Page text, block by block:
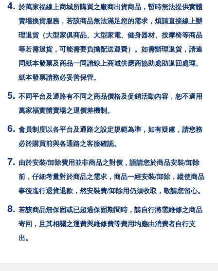
於萬家福線上商城所購買之廠商出貨商品，暫時無法提供實體
賣場換貨服務，若該商品無法滿足您的需求，煩請直接線上辦
理退貨（大型家俱商品、大型家電、健身器材、按摩椅等商品
等若需退貨，可能需要負擔配送運費）。如需辦理退貨，請連
同紙本發票及商品一同請線上商城供應商協助處助退回處理。
紙本發票請務必妥善保管。
不同平台及通路有不同之商品價格及促銷活動內容，恕不適用
萬家福實體賣場之退價差機制。
會員制度以各平台及通路之設定規範為準，如有疑慮，請您務
必於購買前與各通路之客服確認。
由於安裝/卸除費用並非商品之對價，謹請您於商品安裝/卸除
前，仔細考量對於商品之需求，商品一經安裝/卸除，縱使商品
事後進行退貨退款，然安裝費/卸除用仍須收取，敬請您留心。
若該商品無保固或已超過保固期間時，請自行將需維修之商品
寄回，且其相關之運費與維修費等費用均應由消費者自行支
出。